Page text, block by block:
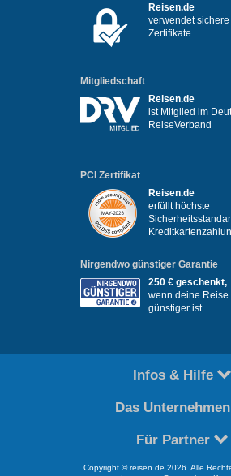
Reisen.de
verwendet sichere
Zertifikate
Mitgliedschaft
Reisen.de
ist Mitglied im
ReiseVerband
PCI Zertifikat
Reisen.de
erfüllt höchste
Nirgendwo günstiger Garantie
250 € geschenkt,
wenn deine Reise
günstiger ist
Infos & Hilfe
Das Unternehmen
Für Partner
Copyright © reisen.de 2026. Alle